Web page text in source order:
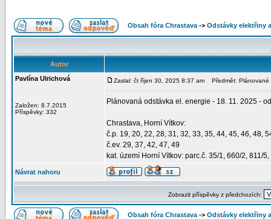
Obsah fóra Chrastava -> Odstávky elektřiny
Autor
Pavlína Ulrichová
Založen: 8.7.2015
Příspěvky: 332
Zaslal: čt říjen 30, 2025 8:37 am Předmět: Plánované
Plánovaná odstávka el. energie - 18. 11. 2025 -
Chrastava, Horní Vítkov:
č.p. 19, 20, 22, 28, 31, 32, 33, 35, 44, 45, 46, 48,
č.ev. 29, 37, 42, 47, 49
kat. území Horní Vítkov: parc.č. 35/1, 660/2, 811/
Návrat nahoru
Zobrazit příspěvky z předchozích:
Obsah fóra Chrastava -> Odstávky elektřiny